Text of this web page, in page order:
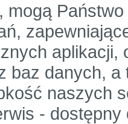
mogą
baz danych, a
naszych
-